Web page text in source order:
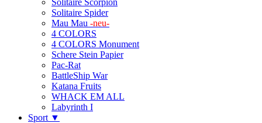
Solitaire Scorpion
Solitaire Spider
Mau Mau -neu-
4 COLORS
4 COLORS Monument
Schere Stein Papier
Pac-Rat
BattleShip War
Katana Fruits
WHACK EM ALL
Labyrinth I
Sport ▼